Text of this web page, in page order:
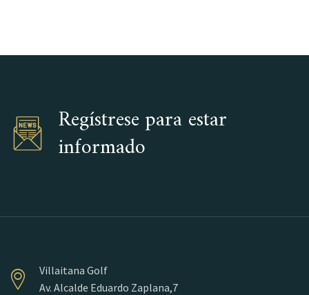
Regístrese para estar
informado
Villaitana Golf
Av. Alcalde Eduardo Zaplana,7